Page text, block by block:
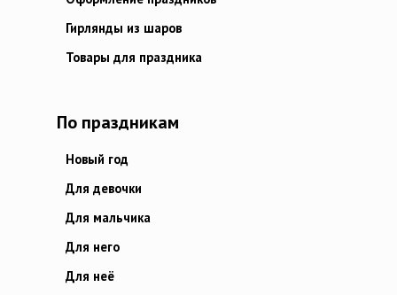
Гирлянды из шаров
Товары для праздника
По праздникам
Новый год
Для девочки
Для мальчика
Для него
Для неё